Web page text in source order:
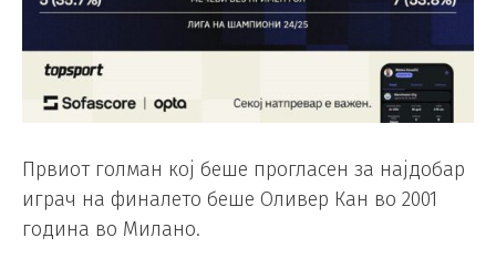
Првиот голман кој беше прогласен за најдобар
играч на финалето беше Оливер Кан во 2001
година во Милано.